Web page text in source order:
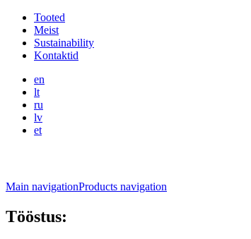
Liigu
edasi
põhisisu
juurde
Main
navigation
Tooted
Meist
Sustainability
Kontaktid
en
lt
ru
lv
et
Main navigationProducts navigation
Tööstus: